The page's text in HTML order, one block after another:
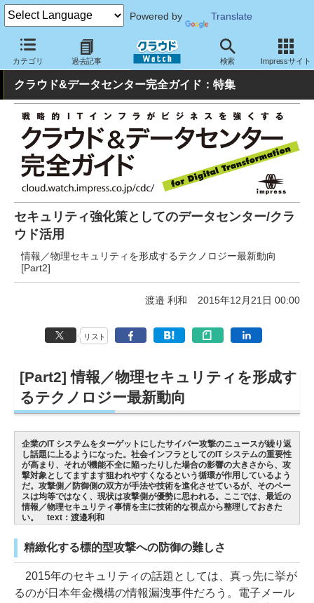
Powered by Translate
カテゴリ 過去記事 検索 Impressサイト
クラウド Watch ハード・インフラ データセンター
クラウド&データセンター完全ガイド：特集
セキュリティ強化策としてのデータセンター/クラ
ウド活用
情報／物理セキュリティを形成するテクノロジー最新動向
[Part2]
渡邉 利和 2015年12月21日 00:00
リスト
[Part2] 情報／物理セキュリティを形成す
るテクノロジー最新動向
企業のIT システムをターゲットにしたサイバー攻撃のニュースが繰り返
し話題に上るようになった。社会インフラとしてのIT システムの重要性
が高まり、それが機能不全に陥ったりした場合の影響の大きさから、攻
撃対象としてますます狙われやすくなるという循環が作用しているよう
だ。攻撃側／防御側の双方が手法や技術を進化させているが、そのペー
スは均等ではなく、現状は攻撃側が優勢に思われる。ここでは、最近の
情報／物理セキュリティ事情を主に技術的な視点から整理しておきた
い。 text：渡邉利和
精緻化する標的型攻撃への防御の難しさ
2015年のセキュリティの話題としては、真っ先に挙が
るのが日本年金機構の情報漏洩事件だろう。電子メール